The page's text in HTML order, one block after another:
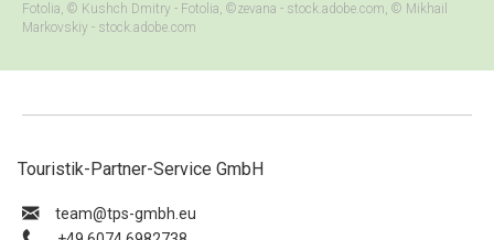
Fotolia, © Kushch Dmitry - Fotolia, ©zevana - stock.adobe.com, © Mikhail
Markovskiy - stock.adobe.com
Touristik-Partner-Service GmbH
ue.hbmg-spt@maet